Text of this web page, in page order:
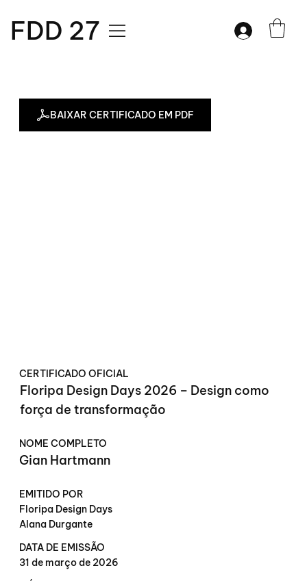
FDD 27
BAIXAR CERTIFICADO EM PDF
CERTIFICADO OFICIAL
Floripa Design Days 2026 – Design como
força de transformação
NOME COMPLETO
Gian Hartmann
DATA DE EMISSÃO
31 de março de 2026
EMITIDO POR
Floripa Design Days
Alana Durgante